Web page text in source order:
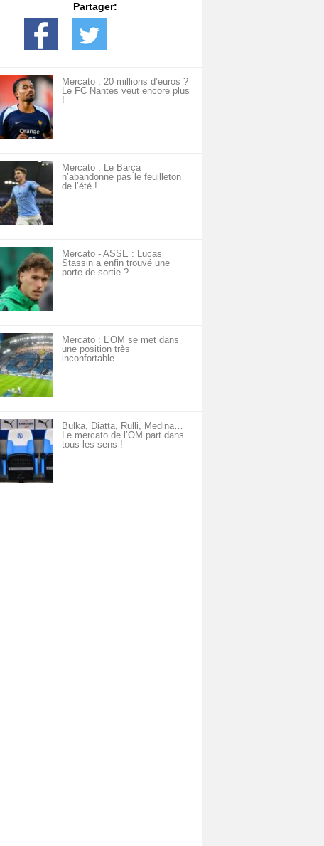
Partager:
Mercato : 20 millions d’euros ?
Le FC Nantes veut encore plus
!
Mercato : Le Barça
n’abandonne pas le feuilleton
de l’été !
Mercato - ASSE : Lucas
Stassin a enfin trouvé une
porte de sortie ?
Mercato : L’OM se met dans
une position très
inconfortable…
Bulka, Diatta, Rulli, Medina…
Le mercato de l’OM part dans
tous les sens !